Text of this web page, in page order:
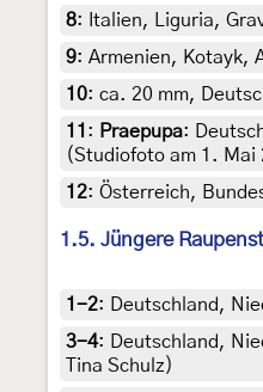
8: Italien, Liguria,
9: Armenien, Kotayk,
10: ca. 20 mm,
11 : Praepupa:
(Studiofoto am 1.
12: Österreich,
1.5. Jüngere
1-2: Deutschland,
3-4: Deutschland,
Tina Schulz)